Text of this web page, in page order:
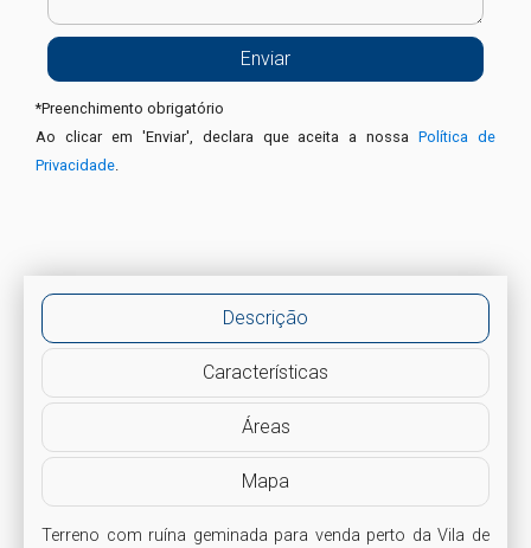
*Preenchimento obrigatório
Ao clicar em 'Enviar', declara que aceita a nossaPolítica de
Privacidade.
Descrição
Características
Áreas
Mapa
Terreno com ruína geminada para venda perto da Vila de